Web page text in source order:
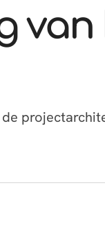
van